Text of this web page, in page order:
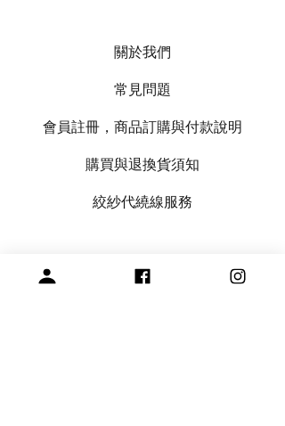
關於我們
常見問題
會員註冊，商品訂購與付款說明
購買與退換貨須知
絞紗代繞線服務